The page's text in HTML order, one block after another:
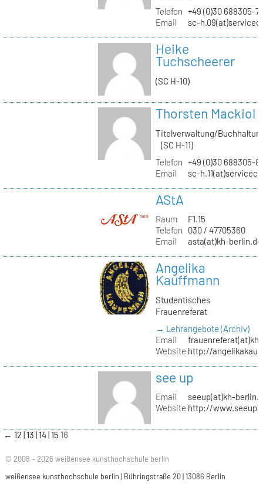
Telefon +49 (0)30 688305-
Email
sc-
Heike
Tuchscheerer
(SC H-10)
Thorsten Mackiol
Titelverwaltung/
(SC H-11)
Telefon +49 (0)30 688305-
Email
sc-
AStA
Raum
F1.15
Telefon
030 / 47705360
Email
asta(at)kh-berlin.de
Angelika
Kauffmann
Studentisches
Frauenreferat
→ Lehrangebote (Archiv)
Email
Website http://
see up
Email
seeup(at)kh-
Website http://
← 12 13 14 15 16
© 2008 – 2026 weißensee kunsthochschule berlin
weißensee kunsthochschule berlin | Bühringstraße 20 | 13086 Berlin